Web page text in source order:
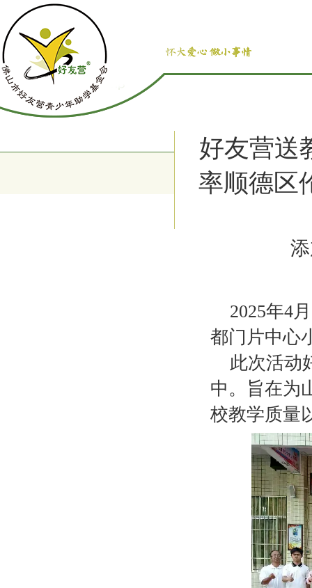
好友营送
率顺德区
2025年4
都门片中心
此次活动
中。旨在为
校教学质量